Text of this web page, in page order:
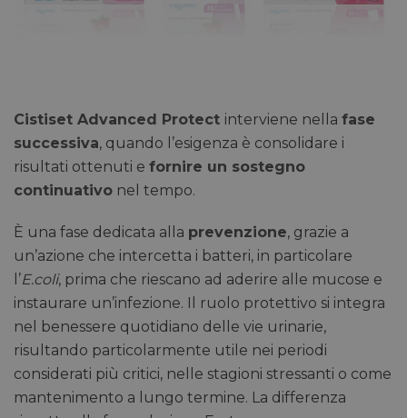
Cistiset Advanced Protect interviene nella fase
successiva, quando l’esigenza è consolidare i
risultati ottenuti e fornire un sostegno
continuativo nel tempo.
È una fase dedicata alla prevenzione, grazie a
un’azione che intercetta i batteri, in particolare
l’E.coli, prima che riescano ad aderire alle mucose e
instaurare un’infezione. Il ruolo protettivo si integra
nel benessere quotidiano delle vie urinarie,
risultando particolarmente utile nei periodi
considerati più critici, nelle stagioni stressanti o come
mantenimento a lungo termine. La differenza